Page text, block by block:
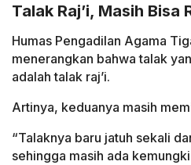
Talak Raj’i, Masih Bisa
Humas Pengadilan Agama
menerangkan bahwa talak
adalah talak raj’i.
Artinya, keduanya masih
“Talaknya baru jatuh sekali
sehingga masih ada